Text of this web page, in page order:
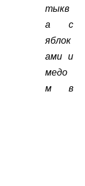
тыкв
а с
яблок
ами и
медо
м в